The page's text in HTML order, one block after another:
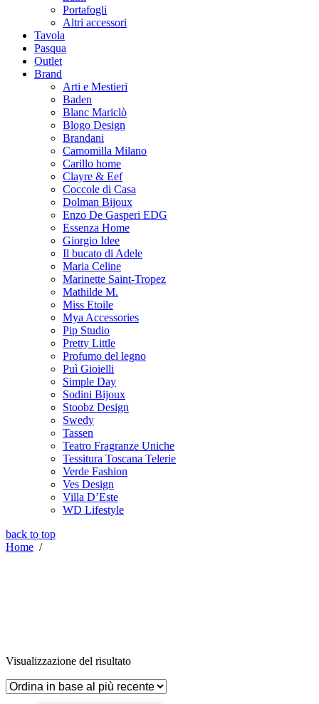
Portafogli
Altri accessori
Tavola
Pasqua
Outlet
Brand
Arti e Mestieri
Baden
Blanc Mariclò
Blogo Design
Brandani
Camomilla Milano
Carillo home
Clayre & Eef
Coccole di Casa
Dolman Bijoux
Enzo De Gasperi EDG
Essenza Home
Giorgio Idee
Il bucato di Adele
Maria Celine
Marinette Saint-Tropez
Mathilde M.
Miss Etoile
Mya Accessories
Pip Studio
Pretty Little
Profumo del legno
Puì Gioielli
Simple Day
Sodini Bijoux
Stoobz Design
Swedy
Tassen
Teatro Fragranze Uniche
Tessitura Toscana Telerie
Verde Fashion
Ves Design
Villa D’Este
WD Lifestyle
back to top
Home /
Visualizzazione del risultato